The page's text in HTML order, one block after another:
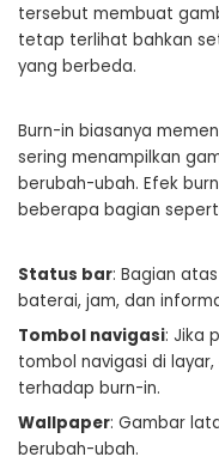
tersebut membuat
tetap terlihat bahkan
yang berbeda.
Burn-in biasanya
sering menampilkan
berubah-ubah. Efek
beberapa bagian
Status bar: Bagian
baterai, jam, dan
Tombol navigasi: Jika
tombol navigasi di
terhadap burn-in.
Wallpaper: Gambar
berubah-ubah.